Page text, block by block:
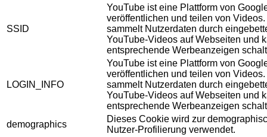
SSID
YouTube ist eine Plattform von
veröffentlichen und teilen von
sammelt Nutzerdaten durch
YouTube-Videos auf Webseiten und
entsprechende Werbeanzeigen
LOGIN_INFO
YouTube ist eine Plattform von
veröffentlichen und teilen von
sammelt Nutzerdaten durch
YouTube-Videos auf Webseiten und
entsprechende Werbeanzeigen
demographics
Dieses Cookie wird zur
Nutzer-Profilierung verwendet.